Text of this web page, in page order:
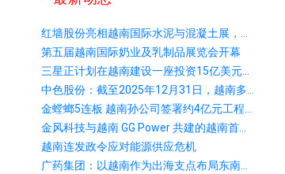
红墙股份亮相越南国际水泥与混凝土展，...
第五届越南国际奶业及乳制品展览会开幕
三星正计划在越南建设一座投资15亿美元...
中色股份：截至2025年12月31日，越南多...
金螳螂5连板 越南孙公司签署约4亿元工程...
金风科技与越南 GG Power 共建的越南首...
越南连发政令应对能源供应危机
广药集团：以越南作为出海支点布局东南...